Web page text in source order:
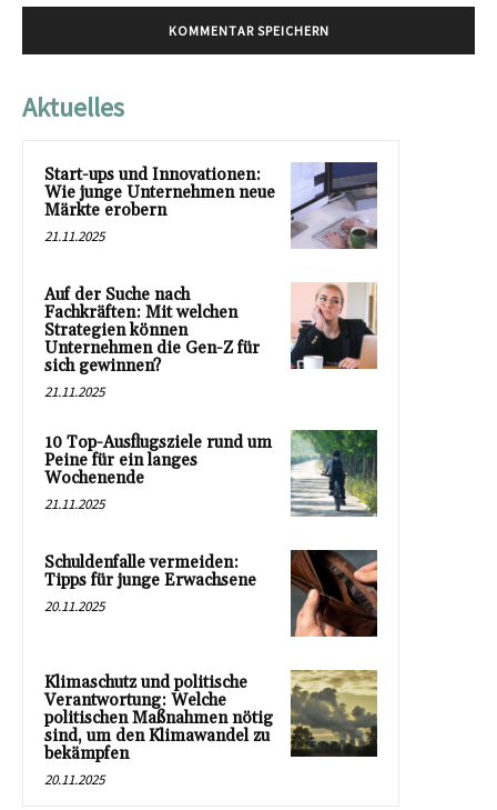
Aktuelles
Start-ups und Innovationen:
Wie junge Unternehmen neue
Märkte erobern
21.11.2025
Auf der Suche nach
Fachkräften: Mit welchen
Strategien können
Unternehmen die Gen-Z für
sich gewinnen?
21.11.2025
10 Top-Ausflugsziele rund um
Peine für ein langes
Wochenende
21.11.2025
Schuldenfalle vermeiden:
Tipps für junge Erwachsene
20.11.2025
Klimaschutz und politische
Verantwortung: Welche
politischen Maßnahmen nötig
sind, um den Klimawandel zu
bekämpfen
20.11.2025